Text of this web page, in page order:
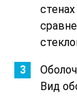
Вид